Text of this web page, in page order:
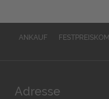
ANKAUF
Adresse